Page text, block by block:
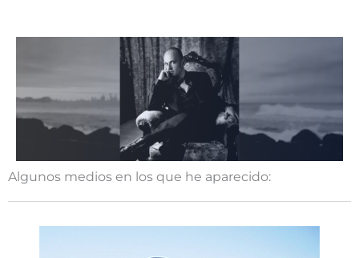
Algunos medios en los que he aparecido: